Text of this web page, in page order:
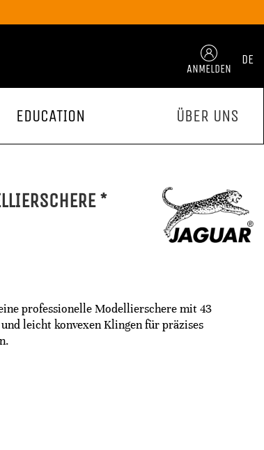
ANMELDEN
DE
EDUCATION ÜBER UNS
*
professionelle Modellierschere mit 43
leicht konvexen Klingen für präzises